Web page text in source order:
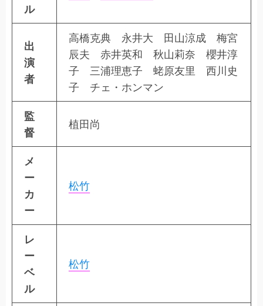
ル
出
演
者
高橋克典 永井大 田山涼成 梅宮
辰夫 赤井英和 秋山莉奈 櫻井淳
子 三浦理恵子 蛯原友里 西川史
子 チェ・ホンマン
監
督
植田尚
メ
ー
カ
ー
松竹
レ
ー
ベ
ル
松竹